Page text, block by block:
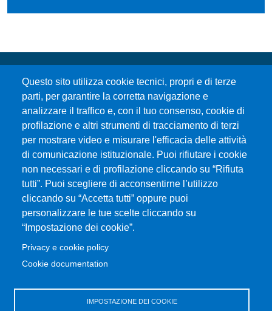
Questo sito utilizza cookie tecnici, propri e di terze
parti, per garantire la corretta navigazione e
analizzare il traffico e, con il tuo consenso, cookie di
profilazione e altri strumenti di tracciamento di terzi
per mostrare video e misurare l'efficacia delle attività
di comunicazione istituzionale. Puoi rifiutare i cookie
non necessari e di profilazione cliccando su “Rifiuta
tutti”. Puoi scegliere di acconsentirne l’utilizzo
cliccando su “Accetta tutti” oppure puoi
personalizzare le tue scelte cliccando su
“Impostazione dei cookie”.
Privacy e cookie policy
Cookie documentation
IMPOSTAZIONE DEI COOKIE
Università degli Studi di Messina
Piazza Pugliatti, 1 - 98122 Messina
Cod. Fiscale 80004070837
P.IVA 00724160833
Centralino: 090 676 1
MENÙ SOCIAL
MENÙ FOOTER 1
Accessibilità
Privacy e cookie policy